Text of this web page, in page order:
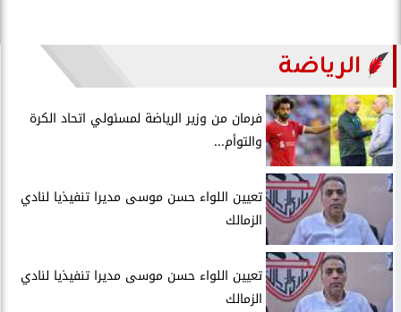
الرياضة
فرمان من وزير الرياضة لمسئولي اتحاد الكرة
والتوأم...
تعيين اللواء حسن موسى مديرا تنفيذيا لنادي
الزمالك
تعيين اللواء حسن موسى مديرا تنفيذيا لنادي
الزمالك